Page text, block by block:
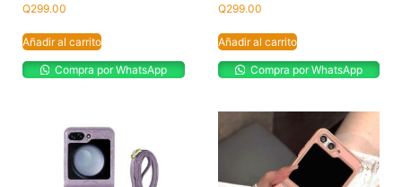
Q299.00
Añadir al carrito
Compra por WhatsApp
Q299.00
Añadir al carrito
Compra por WhatsApp